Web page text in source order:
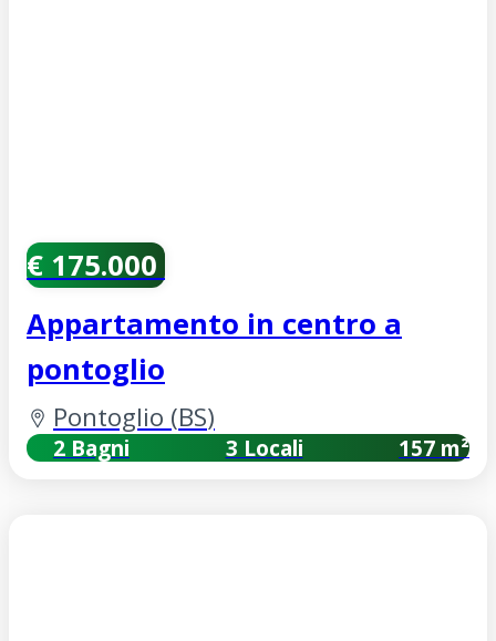
€ 175.000
Appartamento in centro a
pontoglio
Pontoglio (BS)
2 Bagni 3 Locali 157 m²